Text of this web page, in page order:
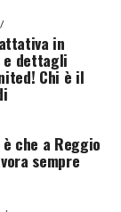
in
e dettagli
Chi è il
che a Reggio
sempre